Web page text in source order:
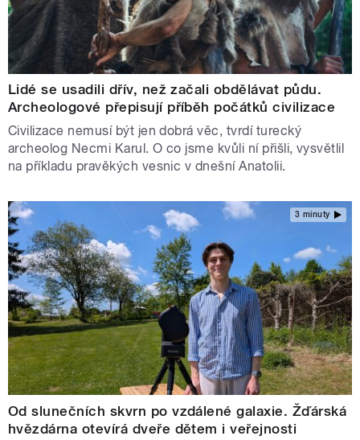
Lidé se usadili dřív, než začali obdělávat půdu.
Archeologové přepisují příběh počátků civilizace
Civilizace nemusí být jen dobrá věc, tvrdí turecký
archeolog Necmi Karul. O co jsme kvůli ní přišli, vysvětlil
na příkladu pravěkých vesnic v dnešní Anatolii.
3 minuty
Od slunečních skvrn po vzdálené galaxie. Žďárská
hvězdárna otevírá dveře dětem i veřejnosti